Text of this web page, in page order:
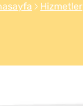
Hizmetler